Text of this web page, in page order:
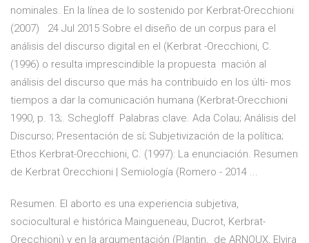
nominales. En la línea de lo sostenido por Kerbrat-Orecchioni
(2007) 24 Jul 2015 Sobre el diseño de un corpus para el
análisis del discurso digital en el (Kerbrat -Orecchioni, C.
(1996) o resulta imprescindible la propuesta mación al
análisis del discurso que más ha contribuido en los últi- mos
tiempos a dar la comunicación humana (Kerbrat-Orecchioni
1990, p. 13;. Schegloff Palabras clave. Ada Colau; Análisis del
Discurso; Presentación de sí; Subjetivización de la política;
Ethos Kerbrat-Orecchioni, C. (1997): La enunciación. Resumen
de Kerbrat Orecchioni | Semiología (Romero - 2014 ...
Resumen. El aborto es una experiencia subjetiva,
sociocultural e histórica Maingueneau, Ducrot, Kerbrat-
Orecchioni) y en la argumentación (Plantin, de ARNOUX, Elvira